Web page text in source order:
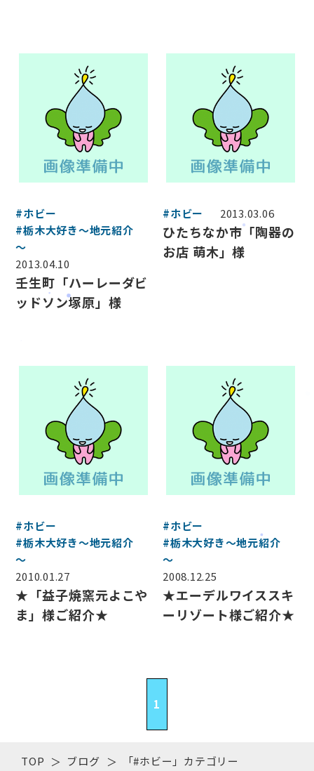
#ホビー
#栃木大好き～地元紹介
～
2013.04.10
壬生町「ハーレーダビ
ッドソン塚原」様
#ホビー 2013.03.06
ひたちなか市「陶器の
お店 萌木」様
#ホビー
#栃木大好き～地元紹介
～
2010.01.27
★「益子焼窯元よこや
ま」様ご紹介★
#ホビー
#栃木大好き～地元紹介
～
2008.12.25
★エーデルワイススキ
ーリゾート様ご紹介★
1
TOP ブログ 「#ホビー」カテゴリー